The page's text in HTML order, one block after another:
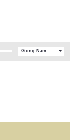
Giọng Nam